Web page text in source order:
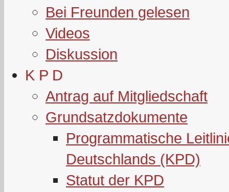
Bei Freunden gelesen
Videos
Diskussion
K P D
Antrag auf Mitgliedschaft
Grundsatzdokumente
Programmatische
Deutschlands (KPD)
Statut der KPD